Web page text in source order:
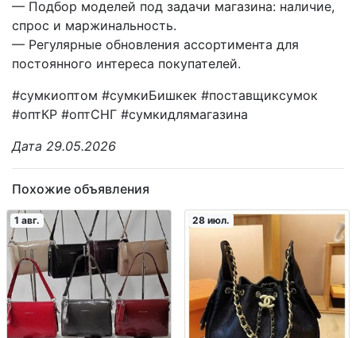
— Подбор моделей под задачи магазина: наличие,
спрос и маржинальность.
— Регулярные обновления ассортимента для
постоянного интереса покупателей.
#сумкиоптом #сумкиБишкек #поставщиксумок
#оптКР #оптСНГ #сумкидлямагазина
Дата 29.05.2026
Похожие объявления
1 авг. 28 июл.